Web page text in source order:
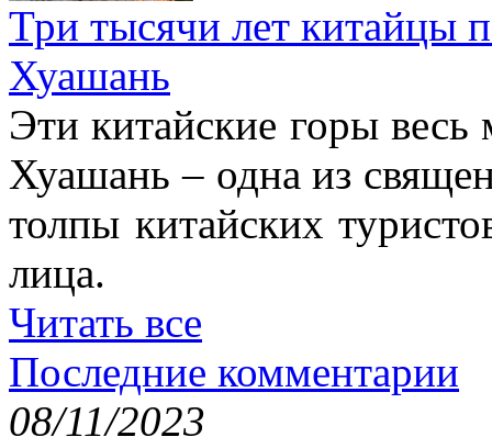
Три тысячи лет китайцы
Хуашань
Эти китайские горы
Хуашань – одна из
толпы китайских
лица.
Читать все
Последние комментарии
08/11/2023